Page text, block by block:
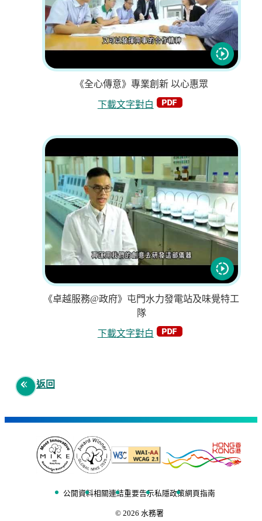
《全心傳意》專業創新 以心惠眾
下載文字對白
《卓越服務@政府》屯門水力發電站及味覺特工
隊
下載文字對白
返回
公開資料相關連結重要告示私隱政策網頁指南
© 2026 水務署